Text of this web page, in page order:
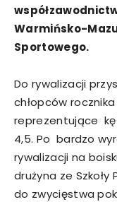
Warmińsko-
Sportowego.
Do rywalizacji
chłopców
reprezentujące
4,5. Po bardzo
rywalizacji na
drużyna ze
do zwycięstwa